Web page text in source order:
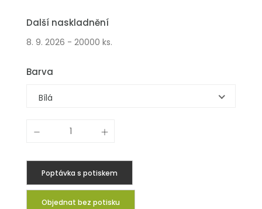
Další naskladnění
8. 9. 2026 - 20000 ks.
Barva
Bílá
Poptávka s potiskem
Objednat bez potisku